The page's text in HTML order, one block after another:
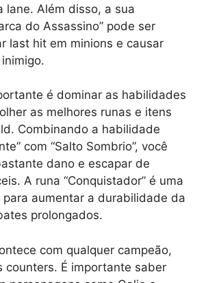
lane. Além disso, a sua
do Assassino” pode ser
last hit em minions e causar
é dominar as habilidades
as melhores runas e itens
Combinando a habilidade
com “Salto Sombrio”, você
dano e escapar de
A runa “Conquistador” é uma
para aumentar a durabilidade da
prolongados.
com qualquer campeão,
counters. É importante saber